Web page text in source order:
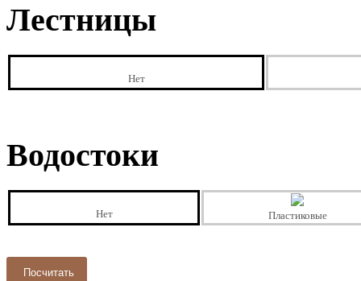
Лестницы
Нет
Водостоки
Нет Пластиковые
Посчитать